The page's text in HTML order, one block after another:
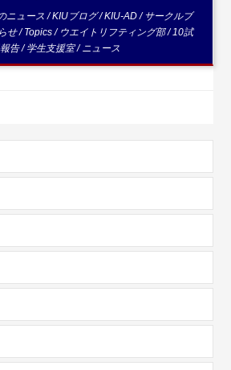
ニュース/KIUブログ/KIU-AD/ サークルブ
せ/Topics/ ウエイトリフティング部/10試
告/学生支援室/ニュース